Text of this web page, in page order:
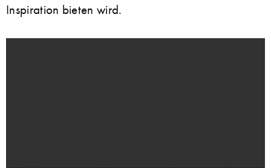
Inspiration bieten wird.